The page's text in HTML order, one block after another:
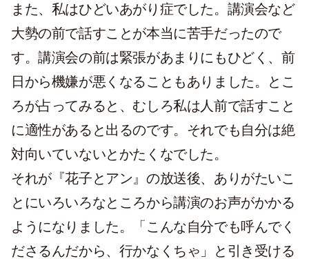
また、私はひどいあがり症でした。講演会など
大勢の前で話すことが本当に苦手だったので
す。講演会の前は緊張があまりにもひどく、前
日から機嫌が悪くなることもありました。とこ
ろが占ってみると、むしろ私は人前で話すこと
に適性があると出るのです。それでも自分は絶
対向いていないとかたくなでした。
それが『花子とアン』の放送後、ありがたいこ
とにいろいろなところから講演のお声がかかる
ようになりました。「こんな自分でも呼んでく
ださるんだから、行かなくちゃ」と引き受ける